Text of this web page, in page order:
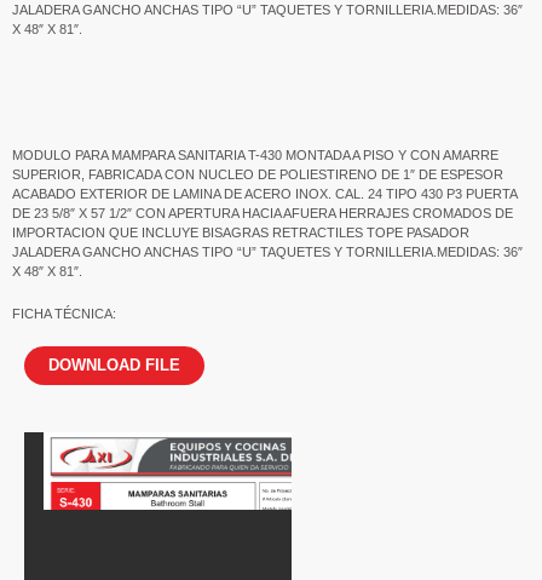
JALADERA GANCHO ANCHAS TIPO “U” TAQUETES Y TORNILLERIA.MEDIDAS: 36″
X 48″ X 81″.
MODULO PARA MAMPARA SANITARIA T-430 MONTADA A PISO Y CON AMARRE
SUPERIOR, FABRICADA CON NUCLEO DE POLIESTIRENO DE 1″ DE ESPESOR
ACABADO EXTERIOR DE LAMINA DE ACERO INOX. CAL. 24 TIPO 430 P3 PUERTA
DE 23 5/8″ X 57 1/2″ CON APERTURA HACIA AFUERA HERRAJES CROMADOS DE
IMPORTACION QUE INCLUYE BISAGRAS RETRACTILES TOPE PASADOR
JALADERA GANCHO ANCHAS TIPO “U” TAQUETES Y TORNILLERIA.MEDIDAS: 36″
X 48″ X 81″.
FICHA TÉCNICA:
DOWNLOAD FILE